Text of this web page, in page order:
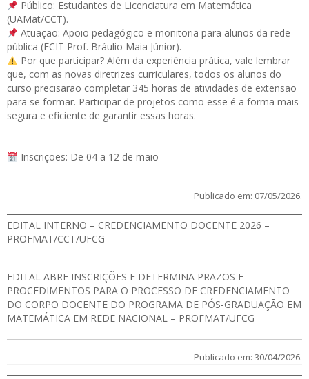
Público: Estudantes de Licenciatura em Matemática
(UAMat/CCT).
Atuação: Apoio pedagógico e monitoria para alunos da rede
pública (ECIT Prof. Bráulio Maia Júnior).
Por que participar? Além da experiência prática, vale lembrar
que, com as novas diretrizes curriculares, todos os alunos do
curso precisarão completar 345 horas de atividades de extensão
para se formar. Participar de projetos como esse é a forma mais
segura e eficiente de garantir essas horas.
Inscrições: De 04 a 12 de maio
Publicado em: 07/05/2026.
EDITAL INTERNO – CREDENCIAMENTO DOCENTE 2026 –
PROFMAT/CCT/UFCG
EDITAL ABRE INSCRIÇÕES E DETERMINA PRAZOS E
PROCEDIMENTOS PARA O PROCESSO DE CREDENCIAMENTO
DO CORPO DOCENTE DO PROGRAMA DE PÓS-GRADUAÇÃO EM
MATEMÁTICA EM REDE NACIONAL – PROFMAT/UFCG
Publicado em: 30/04/2026.